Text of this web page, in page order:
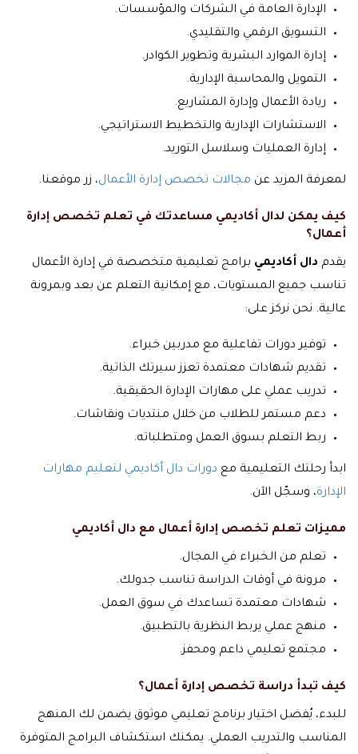
الإدارة العامة في الشركات والمؤسسات.
التسويق الرقمي والتقليدي.
إدارة الموارد البشرية وتطوير الكوادر.
التمويل والمحاسبة الإدارية.
ريادة الأعمال وإدارة المشاريع.
الاستشارات الإدارية والتخطيط الاستراتيجي.
إدارة العمليات وسلاسل التوريد.
لمعرفة المزيد عن مجالات تخصص إدارة الأعمال، زر موقعنا.
كيف يمكن لدال أكاديمي مساعدتك في تعلم تخصص إدارة
أعمال؟
يقدم دال أكاديمي برامج تعليمية متخصصة في إدارة الأعمال
تناسب جميع المستويات، مع إمكانية التعلم عن بعد وبمرونة
عالية. نحن نركز على:
توفير دورات تفاعلية مع مدربين خبراء.
تقديم شهادات معتمدة تعزز سيرتك الذاتية.
تدريب عملي على مهارات الإدارة الحقيقية.
دعم مستمر للطلاب من خلال منتديات ونقاشات.
ربط التعلم بسوق العمل ومتطلباته.
ابدأ رحلتك التعليمية مع دورات دال أكاديمي لتعليم مهارات
الإدارة، وسجّل الآن.
مميزات تعلم تخصص إدارة أعمال مع دال أكاديمي
تعلم من الخبراء في المجال.
مرونة في أوقات الدراسة تناسب جدولك.
شهادات معتمدة تساعدك في سوق العمل.
منهج عملي يربط النظرية بالتطبيق.
مجتمع تعليمي داعم ومحفز.
كيف تبدأ دراسة تخصص إدارة أعمال؟
للبدء، يُفضل اختيار برنامج تعليمي موثوق يضمن لك المنهج
المناسب والتدريب العملي. يمكنك استكشاف البرامج المتوفرة